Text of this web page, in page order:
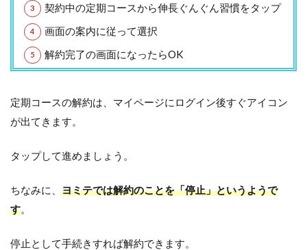
契約中の定期コースから伸長ぐんぐん習慣をタップ
画面の案内に従って選択
解約完了の画面になったらOK
定期コースの解約は、マイページにログイン後すぐアイコン
が出てきます。
タップして進めましょう。
ちなみに、 ヨミテでは解約のことを「停止」というようで
す。
停止として手続きすれば解約できます。